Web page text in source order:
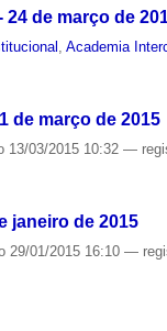
de março de
,Academia
de março de 2015
13/03/2015 10:32—
janeiro de 2015
29/01/2015 16:10—